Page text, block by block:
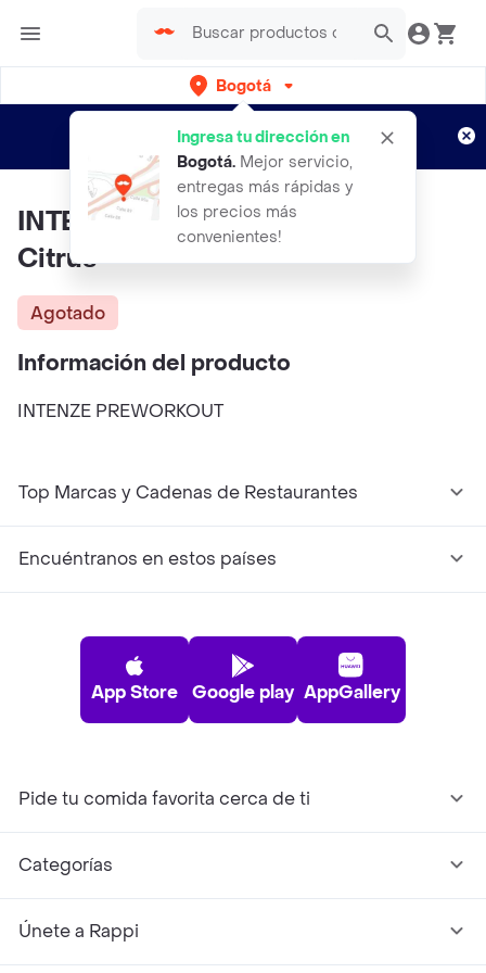
Bogotá
Ingresa tu dirección en
Bogotá. Mejor servicio,
entregas más rápidas y
los precios más
convenientes!
envíos gratis por semanas
Aplican TyC
INTENZE Preworkout 30 Serv
Citrus
Agotado
Información del producto
INTENZE PREWORKOUT
Top Marcas y Cadenas de Restaurantes
Encuéntranos en estos países
App Store Google play AppGallery
Pide tu comida favorita cerca de ti
Categorías
Únete a Rappi